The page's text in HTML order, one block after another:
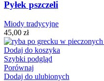
Pyłek pszczeli
Miody tradycyjne
45,00 zł
Dodaj do koszyka
Szybki podgląd
Porównaj
Dodaj do ulubionych